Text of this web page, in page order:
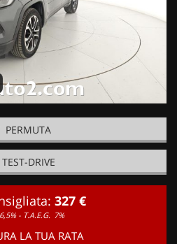
PERMUTA
TEST-DRIVE
327 €
- T.A.E.G. 7%
LA TUA RATA